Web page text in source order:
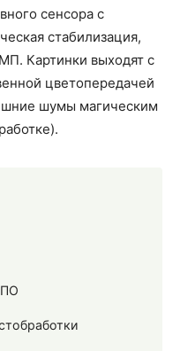
сенсора с
стабилизация,
Картинки выходят с
цветопередачей
шумы магическим
ПО